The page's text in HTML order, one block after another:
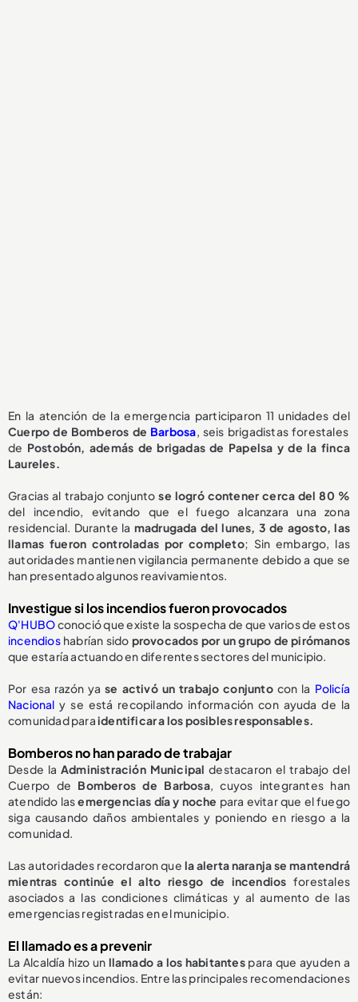
En la atención de la emergencia participaron 11 unidades del
Cuerpo de Bomberos de Barbosa, seis brigadistas forestales
de Postobón, además de brigadas de Papelsa y de la finca
Laureles.
Gracias al trabajo conjuntose logró contener cerca del 80 %
del incendio, evitando que el fuego alcanzara una zona
residencial. Durante la madrugada del lunes, 3 de agosto, las
llamas fueron controladas por completo; Sin embargo, las
autoridades mantienen vigilancia permanente debido a que se
han presentado algunos reavivamientos.
Investigue si los incendios fueron provocados
Q'HUBOconoció que existe la sospecha de que varios de estos
incendios habrían sido provocados por un grupo de pirómanos
que estaría actuando en diferentes sectores del municipio.
Por esa razón yase activó un trabajo conjuntocon la Policía
Nacional y se está recopilando información con ayuda de la
comunidad paraidentificar a los posibles responsables.
Bomberos no han parado de trabajar
Desde la Administración Municipal destacaron el trabajo del
Cuerpo de Bomberos de Barbosa, cuyos integrantes han
atendido lasemergencias día y noche para evitar que el fuego
siga causando daños ambientales y poniendo en riesgo a la
comunidad.
Las autoridades recordaron que la alerta naranja se mantendrá
mientras continúe el alto riesgo de incendios forestales
asociados a las condiciones climáticas y al aumento de las
emergencias registradas en el municipio.
El llamado es a prevenir
La Alcaldía hizo un llamado a los habitantes para que ayuden a
evitar nuevos incendios. Entre las principales recomendaciones
están: